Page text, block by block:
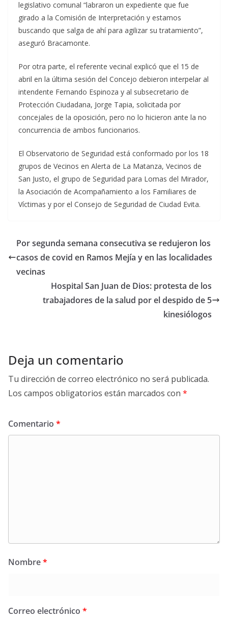
legislativo comunal “labraron un expediente que fue
girado a la Comisión de Interpretación y estamos
buscando que salga de ahí para agilizar su tratamiento”,
aseguró Bracamonte.
Por otra parte, el referente vecinal explicó que el 15 de
abril en la última sesión del Concejo debieron interpelar al
intendente Fernando Espinoza y al subsecretario de
Protección Ciudadana, Jorge Tapia, solicitada por
concejales de la oposición, pero no lo hicieron ante la no
concurrencia de ambos funcionarios.
El Observatorio de Seguridad está conformado por los 18
grupos de Vecinos en Alerta de La Matanza, Vecinos de
San Justo, el grupo de Seguridad para Lomas del Mirador,
la Asociación de Acompañamiento a los Familiares de
Víctimas y por el Consejo de Seguridad de Ciudad Evita.
Por segunda semana consecutiva se redujeron los
casos de covid en Ramos Mejía y en las localidades
vecinas
Hospital San Juan de Dios: protesta de los
trabajadores de la salud por el despido de 5
kinesiólogos
Deja un comentario
Tu dirección de correo electrónico no será publicada.
Los campos obligatorios están marcados con *
Comentario *
Nombre*
Correo electrónico *